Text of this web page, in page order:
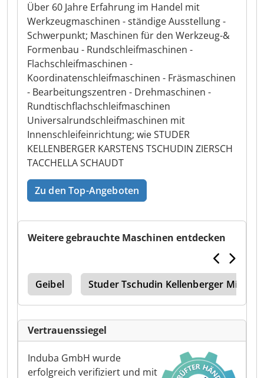
Über 60 Jahre Erfahrung im Handel mit
Werkzeugmaschinen - ständige Ausstellung -
Schwerpunkt; Maschinen für den Werkzeug-&
Formenbau - Rundschleifmaschinen -
Flachschleifmaschinen -
Koordinatenschleifmaschinen - Fräsmaschinen
- Bearbeitungszentren - Drehmaschinen -
Rundtischflachschleifmaschinen
Universalrundschleifmaschinen mit
Innenschleifeinrichtung; wie STUDER
KELLENBERGER KARSTENS TSCHUDIN ZIERSCH
TACCHELLA SCHAUDT
Zu den Top-Angeboten
Weitere gebrauchte Maschinen entdecken
Geibel Studer Tschudin Kellenberger Mikrosa
Vertrauenssiegel
Induba GmbH wurde
erfolgreich verifiziert und mit